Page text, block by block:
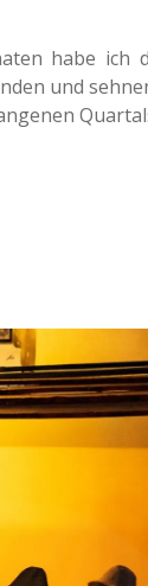
habe ich
und